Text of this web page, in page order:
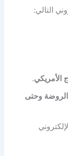
التالي:
الأمريكي.
وحتى